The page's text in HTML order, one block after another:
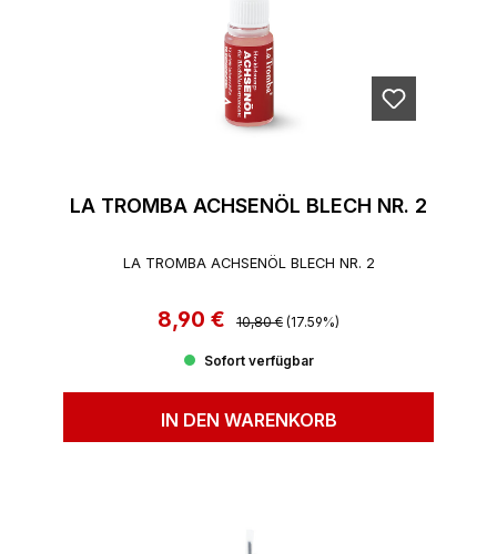
LA TROMBA ACHSENÖL BLECH NR. 2
LA TROMBA ACHSENÖL BLECH NR. 2
Verkaufspreis:
8,90 € Regulärer Preis:
10,80 € (17.59%)
Sofort verfügbar
IN DEN WARENKORB